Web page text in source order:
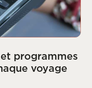
programmes
voyage